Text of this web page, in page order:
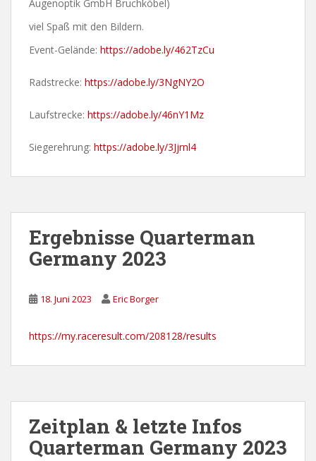
Augenoptik GmbH Bruchköbel)
viel Spaß mit den Bildern.
Event-Gelände: https://adobe.ly/462TzCu
Radstrecke: https://adobe.ly/3NgNY2O
Laufstrecke: https://adobe.ly/46nY1Mz
Siegerehrung: https://adobe.ly/3Jjrnl4
Ergebnisse Quarterman
Germany 2023
18. Juni 2023 Eric Borger
https://my.raceresult.com/208128/results
Zeitplan & letzte Infos
Quarterman Germany 2023